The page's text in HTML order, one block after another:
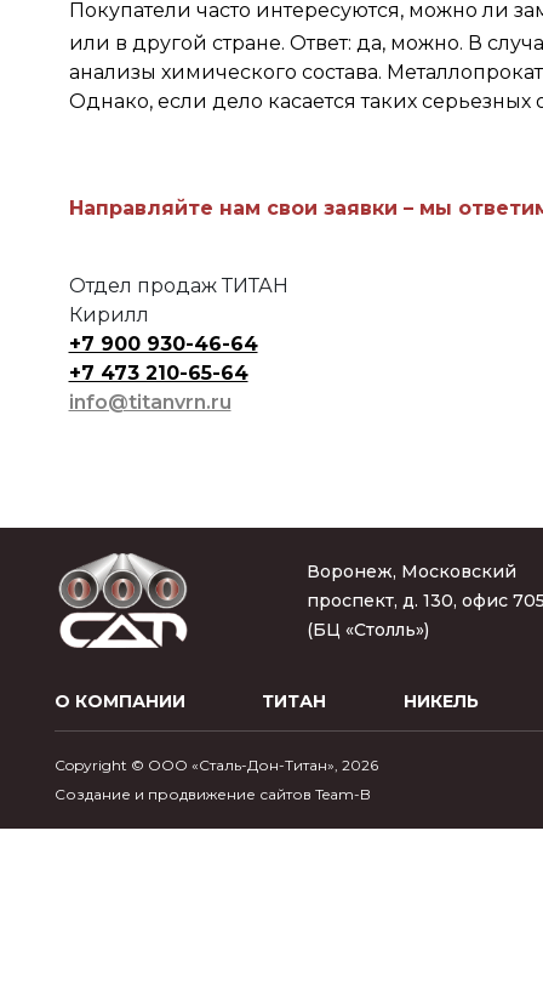
Покупатели часто интересуются, можно ли
или в другой стране. Ответ: да, можно. В
анализы химического состава.
Однако, если дело касается таких серьезных
Направляйте нам свои заявки – мы
Отдел продаж ТИТАН
Кирилл
+7 900 930-46-64
+7 473 210-65-64
info@titanvrn.ru
Воронеж, Московский
проспект, д. 130, офис
(БЦ «Столль»)
О КОМПАНИИ ТИТАН НИКЕЛЬ
Copyright © ООО «Сталь-Дон-Титан», 2026
Создание и продвижение сайтов Team-B